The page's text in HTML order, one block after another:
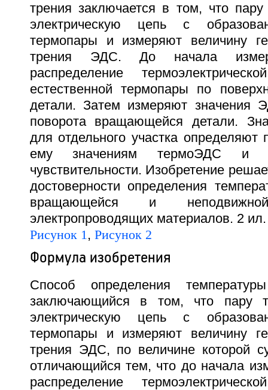
трения заключается в том, что
электрическую цепь с
термопары и измеряют величину
трения ЭДС. До начала
распределение
естественной термопары по
детали. Затем измеряют значения
поворота вращающейся детали.
для отдельного участка определяют
ему значениям термоЭДС и
чувствительности. Изобретение
достоверности определения
вращающейся и
электропроводящих материалов. 2 ил.
Рисунок 1, Рисунок 2
Формула изобретения
Способ определения
заключающийся в том, что пару
электрическую цепь с
термопары и измеряют величину
трения ЭДС, по величине которой
отличающийся тем, что до начала
распределение